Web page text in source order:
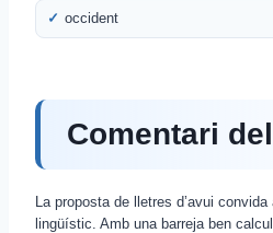
occident
Comentari
La proposta de lletres d’avui
lingüístic. Amb una barreja ben